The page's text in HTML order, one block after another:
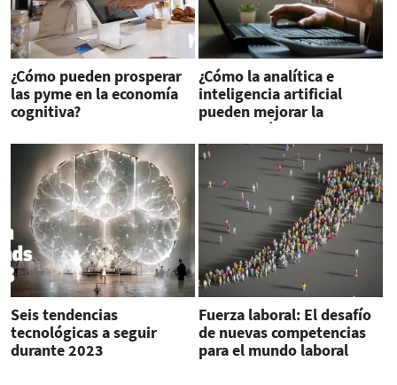
¿Cómo pueden prosperar
las pyme en la economía
cognitiva?
¿Cómo la analítica e
inteligencia artificial
pueden mejorar la
recaudación tributaria?
Seis tendencias
tecnológicas a seguir
durante 2023
Fuerza laboral: El desafío
de nuevas competencias
para el mundo laboral